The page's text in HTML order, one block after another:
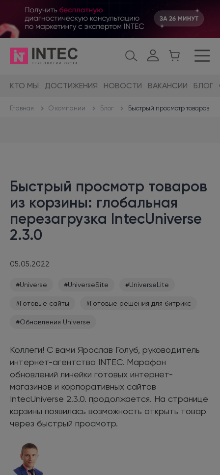
КТО МЫ ДОСТИЖЕНИЯ НОВОСТИ ВАКАНСИИ БЛОГ
Главная О компании Блог Быстрый просмотр товаров
Быстрый просмотр товаров
из корзины: глобальная
перезагрузка IntecUniverse
2.3.0
05.05.2022
#Universe #UniverseSite #UniverseLite
#Готовые сайты #Готовые решения для битрикс
#Обновления Universe
Коллеги! С вами Ярослав Голуб, руководитель
интернет-агентства INTEC. Марафон
обновлений линейки готовых интернет-
магазинов и корпоративных сайтов
IntecUniverse 2.3.0. продолжается. На странице
корзины появилась возможность открыть товар
через быстрый просмотр.